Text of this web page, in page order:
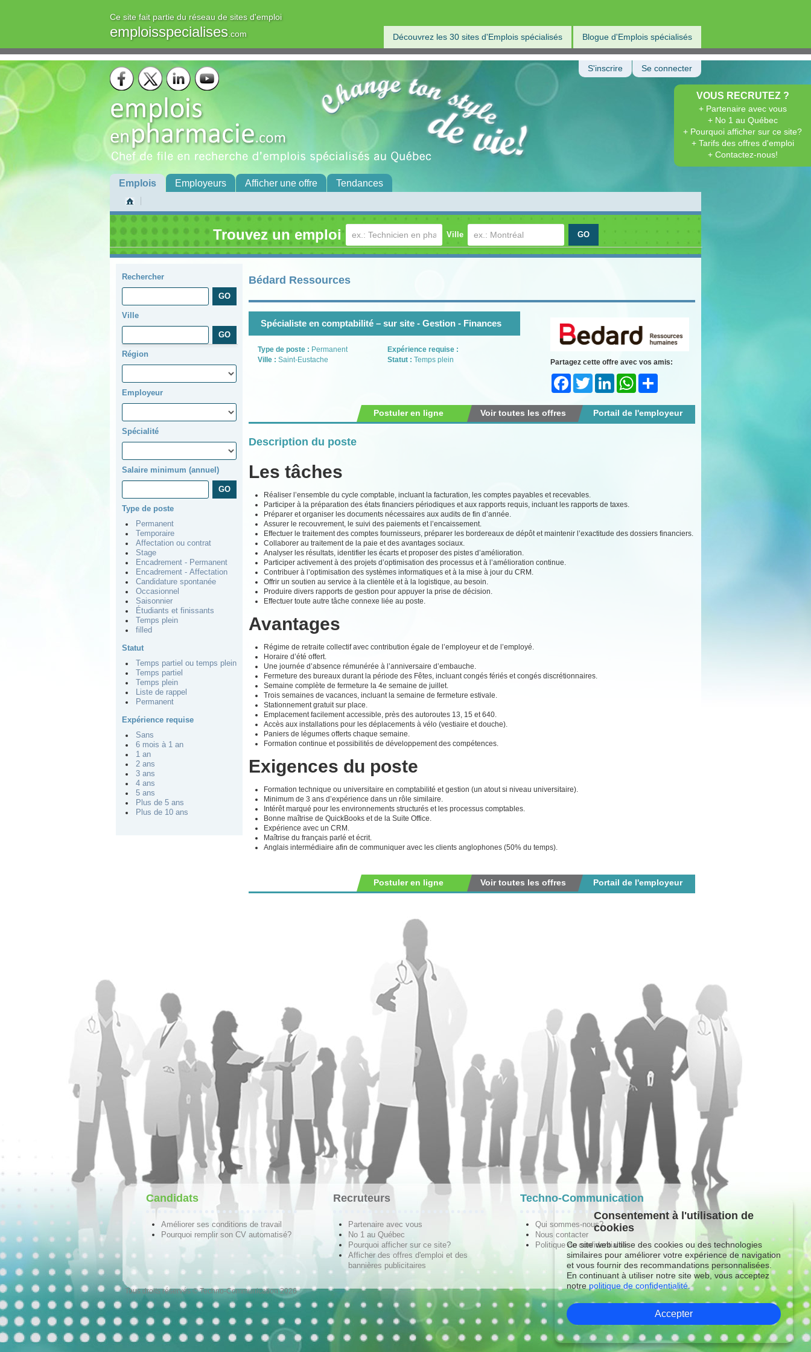
Ce site fait partie du réseau de sites d'emploi
emploisspecialises.com Découvrez les 30 sites d'Emplois spécialisés Blogue d'Emplois spécialisés
VOUS RECRUTEZ ?
+ Partenaire avec vous
+ No 1 au Québec
+ Pourquoi afficher sur ce site?
+ Tarifs des offres d'emploi
+ Contactez-nous!
S'inscrire Se connecter
Emplois Employeurs Afficher une offre Tendances
Trouvez un emploi Ville
Rechercher
Ville
Région
Employeur
Spécialité
Salaire minimum (annuel)
Type de poste
Permanent
Temporaire
Affectation ou contrat
Stage
Encadrement - Permanent
Encadrement - Affectation
Candidature spontanée
Occasionnel
Saisonnier
Étudiants et finissants
Temps plein
filled
Statut
Temps partiel ou temps plein
Temps partiel
Temps plein
Liste de rappel
Permanent
Expérience requise
Sans
6 mois à 1 an
1 an
2 ans
3 ans
4 ans
5 ans
Plus de 5 ans
Plus de 10 ans
Bédard Ressources
Spécialiste en comptabilité – sur site - Gestion - Finances
Type de poste : Permanent
Ville : Saint-Eustache
Expérience requise :
Statut : Temps plein
Partagez cette offre avec vos amis:
FacebookTwitter LinkedInWhatsApp
Portail de l'employeur
Voir toutes les offres
Postuler en ligne
Description du poste
Les tâches
Réaliser l’ensemble du cycle comptable, incluant la facturation, les comptes payables et recevables.
Participer à la préparation des états financiers périodiques et aux rapports requis, incluant les rapports de taxes.
Préparer et organiser les documents nécessaires aux audits de fin d’année.
Assurer le recouvrement, le suivi des paiements et l’encaissement.
Effectuer le traitement des comptes fournisseurs, préparer les bordereaux de dépôt et maintenir l’exactitude des dossiers financiers.
Collaborer au traitement de la paie et des avantages sociaux.
Analyser les résultats, identifier les écarts et proposer des pistes d’amélioration.
Participer activement à des projets d’optimisation des processus et à l’amélioration continue.
Contribuer à l’optimisation des systèmes informatiques et à la mise à jour du CRM.
Offrir un soutien au service à la clientèle et à la logistique, au besoin.
Produire divers rapports de gestion pour appuyer la prise de décision.
Effectuer toute autre tâche connexe liée au poste.
Avantages
Régime de retraite collectif avec contribution égale de l’employeur et de l’employé.
Horaire d’été offert.
Une journée d’absence rémunérée à l’anniversaire d’embauche.
Fermeture des bureaux durant la période des Fêtes, incluant congés fériés et congés discrétionnaires.
Semaine complète de fermeture la 4e semaine de juillet.
Trois semaines de vacances, incluant la semaine de fermeture estivale.
Stationnement gratuit sur place.
Emplacement facilement accessible, près des autoroutes 13, 15 et 640.
Accès aux installations pour les déplacements à vélo (vestiaire et douche).
Paniers de légumes offerts chaque semaine.
Formation continue et possibilités de développement des compétences.
Exigences du poste
Formation technique ou universitaire en comptabilité et gestion (un atout si niveau universitaire).
Minimum de 3 ans d’expérience dans un rôle similaire.
Intérêt marqué pour les environnements structurés et les processus comptables.
Bonne maîtrise de QuickBooks et de la Suite Office.
Expérience avec un CRM.
Maîtrise du français parlé et écrit.
Anglais intermédiaire afin de communiquer avec les clients anglophones (50% du temps).
Portail de l'employeur
Voir toutes les offres
Postuler en ligne
Candidats
Améliorer ses conditions de travail
Pourquoi remplir son CV automatisé?
Recruteurs
Partenaire avec vous
No 1 au Québec
Pourquoi afficher sur ce site?
Afficher des offres d'emploi et des
bannières publicitaires
Techno-Communication
Qui sommes-nous?
Nous contacter
Politique de confidentialité
Tous droits réservés © Techno-Communication 2026
Consentement à l'utilisation de
cookies
Ce site web utilise des cookies ou des technologies
similaires pour améliorer votre expérience de navigation
et vous fournir des recommandations personnalisées.
En continuant à utiliser notre site web, vous acceptez
notre politique de confidentialité.
Accepter